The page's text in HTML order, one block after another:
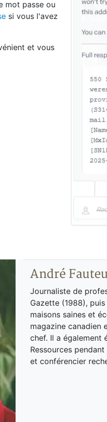
mot passe ou
si vous l'avez
et vous
André
Journaliste de
Gazette (1988),
maisons saines et
magazine canadien
chef. Il a également
Ressources
et conférencier